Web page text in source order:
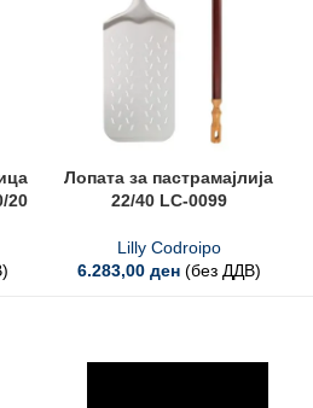
20
Лопата за пастрамајлија
22/40 LC-0099
Lilly Codroipo
6.283,00 ден (без ДДВ)